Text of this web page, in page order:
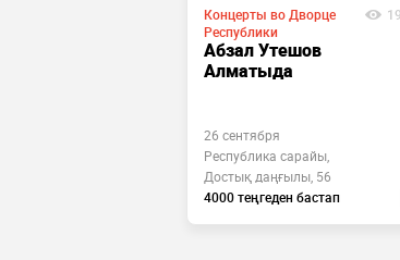
Концерты во Дворце
Республики
Абзал Утешов
Алматыда
26 сентября
Республика сарайы,
Достық даңғылы, 56
4000 теңгеден бастап